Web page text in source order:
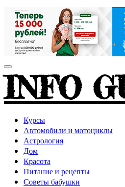
INFO
Курсы
Автомобили и мотоциклы
Астрология
Дом
Красота
Питание и рецепты
Советы бабушки